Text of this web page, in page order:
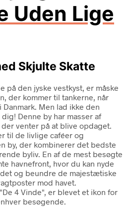
Uden Lige
Skjulte Skatte
på den jyske vestkyst, er måske
der kommer til tankerne, når
Men lad ikke den
Denne by har masser af
venter på at blive opdaget.
til de livlige caféer og
by, der kombinerer det bedste
byliv. En af de mest besøgte
havnefront, hvor du kan nyde
og beundre de majestætiske
mod havet.
4 Vinde", er blevet et ikon for
besøgende.